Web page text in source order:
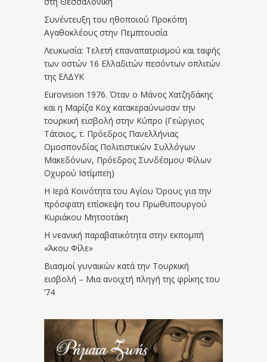
Συνέντευξη του ηθοποιού Προκόπη
Αγαθοκλέους στην Πεμπτουσία
Λευκωσία: Τελετή επαναπατρισμού και ταφής
των οστών 16 Ελλαδιτών πεσόντων οπλιτών
της ΕΛΔΥΚ
Eurovision 1976. Όταν ο Μάνος Χατζηδάκης
και η Μαρίζα Κοχ κατακεραύνωσαν την
τουρκική εισβολή στην Κύπρο (Γεώργιος
Τάτσιος, τ. Πρόεδρος Πανελλήνιας
Ομοσπονδίας Πολιτιστικών Συλλόγων
Μακεδόνων, Πρόεδρος Συνδέσμου Φίλων
Οχυρού Ιστίμπεη)
Η Ιερά Κοινότητα του Αγίου Όρους για την
πρόσφατη επίσκεψη του Πρωθυπουργού
Κυριάκου Μητσοτάκη
Η νεανική παραβατικότητα στην εκπομπή
«Άκου Φίλε»
Βιασμοί γυναικών κατά την Τουρκική
εισβολή – Μια ανοιχτή πληγή της φρίκης του
’74